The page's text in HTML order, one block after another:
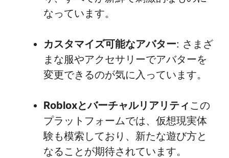
なっています。
カスタマイズ可能なアバター: さまざ
まな服やアクセサリーでアバターを
変更できるのが気に入っています。
Robloxとバーチャルリアリティ この
プラットフォームでは、仮想現実体
験も模索しており、新たな遊び方と
なることが期待されています。